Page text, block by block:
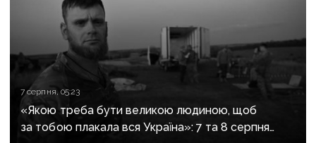
7 серпня, 05:23
«Якою треба бути великою людиною, щоб
за тобою плакала вся Україна»: 7 та 8 серпня